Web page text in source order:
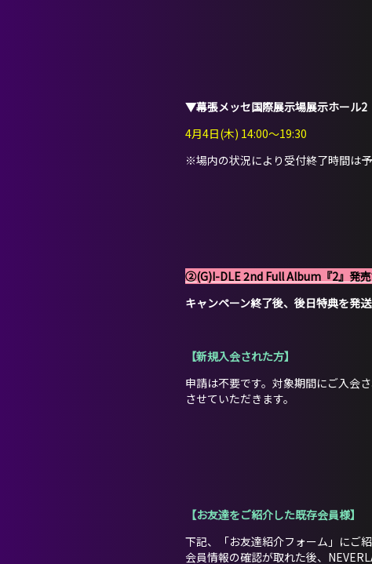
▼幕張メッセ国際展示場展示ホール2
4月4日(木) 14:00〜19:30
※場内の状況により受付終了時間は
②(G)I-DLE 2nd Full Album『2』発
キャンペーン終了後、後日特典を発送
【新規入会された方】
申請は不要です。対象期間にご入会
させていただきます。
【お友達をご紹介した既存会員様】
下記、「お友達紹介フォーム」にご
会員情報の確認が取れた後、